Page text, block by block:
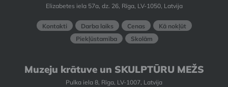
Elizabetes iela 57a, dz. 26, Rīga, LV-1050, Latvija
Kontakti Darba laiks Cenas
Kā nokļūt
Piekļūstamība
Skolām
Muzeju krātuve un SKULPTŪRU MEŽS
Pulka iela 8, Rīga, LV-1007, Latvija